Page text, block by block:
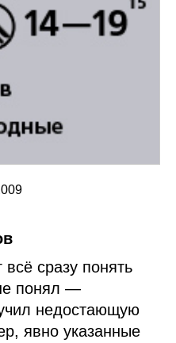
сразу понять
понял —
недостающую
явно указанные